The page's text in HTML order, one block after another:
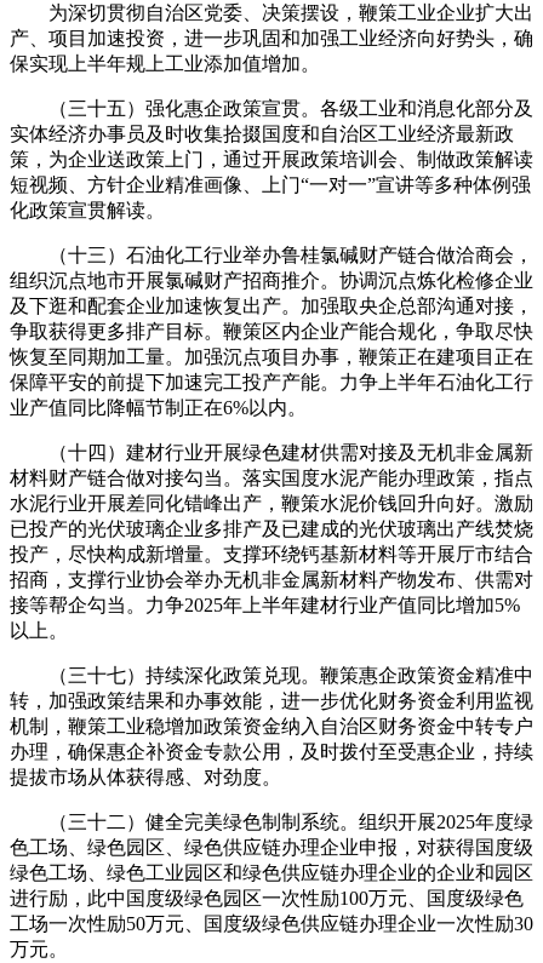
为深切贯彻自治区党委、决策摆设，鞭策工业企业扩大出
产、项目加速投资，进一步巩固和加强工业经济向好势头，确
保实现上半年规上工业添加值增加。
（三十五）强化惠企政策宣贯。各级工业和消息化部分及
实体经济办事员及时收集拾掇国度和自治区工业经济最新政
策，为企业送政策上门，通过开展政策培训会、制做政策解读
短视频、方针企业精准画像、上门“一对一”宣讲等多种体例强
化政策宣贯解读。
（十三）石油化工行业举办鲁桂氯碱财产链合做洽商会，
组织沉点地市开展氯碱财产招商推介。协调沉点炼化检修企业
及下逛和配套企业加速恢复出产。加强取央企总部沟通对接，
争取获得更多排产目标。鞭策区内企业产能合规化，争取尽快
恢复至同期加工量。加强沉点项目办事，鞭策正在建项目正在
保障平安的前提下加速完工投产产能。力争上半年石油化工行
业产值同比降幅节制正在6%以内。
（十四）建材行业开展绿色建材供需对接及无机非金属新
材料财产链合做对接勾当。落实国度水泥产能办理政策，指点
水泥行业开展差同化错峰出产，鞭策水泥价钱回升向好。激励
已投产的光伏玻璃企业多排产及已建成的光伏玻璃出产线焚烧
投产，尽快构成新增量。支撑环绕钙基新材料等开展厅市结合
招商，支撑行业协会举办无机非金属新材料产物发布、供需对
接等帮企勾当。力争2025年上半年建材行业产值同比增加5%
以上。
（三十七）持续深化政策兑现。鞭策惠企政策资金精准中
转，加强政策结果和办事效能，进一步优化财务资金利用监视
机制，鞭策工业稳增加政策资金纳入自治区财务资金中转专户
办理，确保惠企补资金专款公用，及时拨付至受惠企业，持续
提拔市场从体获得感、对劲度。
（三十二）健全完美绿色制制系统。组织开展2025年度绿
色工场、绿色园区、绿色供应链办理企业申报，对获得国度级
绿色工场、绿色工业园区和绿色供应链办理企业的企业和园区
进行励，此中国度级绿色园区一次性励100万元、国度级绿色
工场一次性励50万元、国度级绿色供应链办理企业一次性励30
万元。